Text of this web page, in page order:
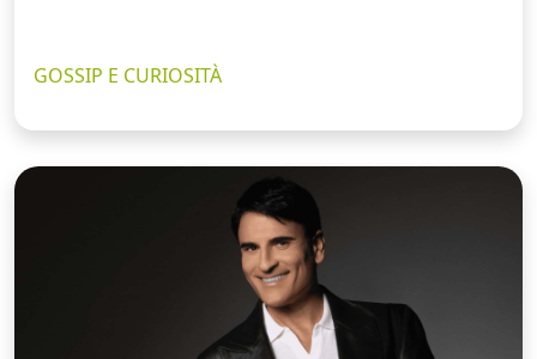
GOSSIP E CURIOSITÀ